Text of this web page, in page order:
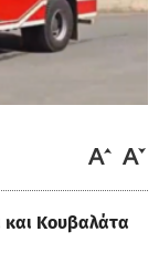
και Κουβαλάτα